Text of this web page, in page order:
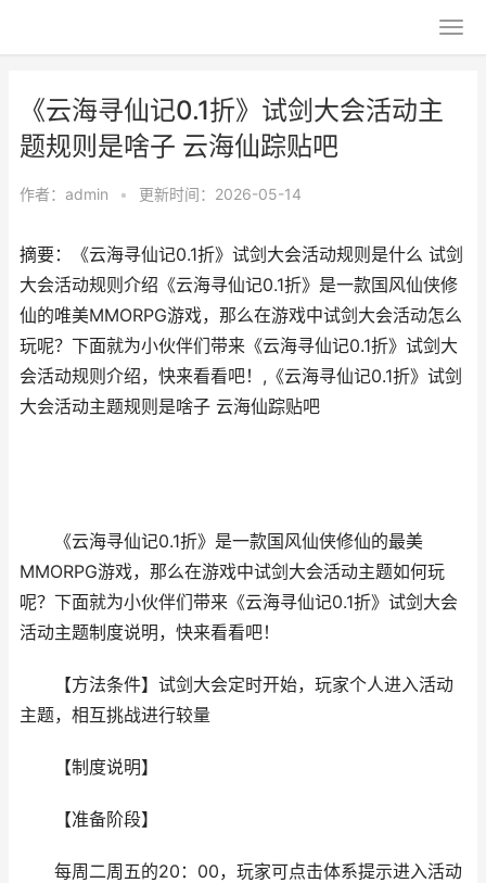
《云海寻仙记0.1折》试剑大会活动主
题规则是啥子 云海仙踪贴吧
作者： admin • 更新时间：2026-05-14
摘要：《云海寻仙记0.1折》试剑大会活动规则是什么 试剑
大会活动规则介绍《云海寻仙记0.1折》是一款国风仙侠修
仙的唯美MMORPG游戏，那么在游戏中试剑大会活动怎么
玩呢？下面就为小伙伴们带来《云海寻仙记0.1折》试剑大
会活动规则介绍，快来看看吧！,《云海寻仙记0.1折》试剑
大会活动主题规则是啥子 云海仙踪贴吧
《云海寻仙记0.1折》是一款国风仙侠修仙的最美
MMORPG游戏，那么在游戏中试剑大会活动主题如何玩
呢？下面就为小伙伴们带来《云海寻仙记0.1折》试剑大会
活动主题制度说明，快来看看吧！
【方法条件】试剑大会定时开始，玩家个人进入活动
主题，相互挑战进行较量
【制度说明】
【准备阶段】
每周二周五的20：00，玩家可点击体系提示进入活动